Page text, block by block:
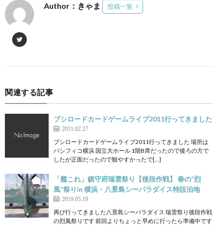
Author：きゃま 投稿一覧
関連する記事
ブシロードカードゲームライブ2011行ってきました
2011.02.27
ブシロードカードゲームライブ2011行ってきました 場所は
パシフィコ横浜 国立大ホール 1階B席だったので後ろの方で
したが正面だったので観やすかったで[…]
「艦これ」鎮守府瑞雲祭り【後段作戦】 春の”烈
風”祭りin 横浜・八景島シーパラダイス特設泊地
2019.05.19
再び行ってきました八景島シーパラダイス 瑞雲祭り後段作戦
の烈風祭りです 前回よりちょっと早めに行ったら準備中です